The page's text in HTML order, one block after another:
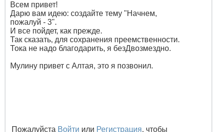
Всем привет!
Дарю вам идею: создайте тему "Начнем,
пожалуй - 3".
И все пойдет, как прежде.
Так сказать, для сохранения преемственности.
Тока не надо благодарить, я безДвозмездно.
Мулину привет с Алтая, это я позвонил.
Пожалуйста Войти или Регистрация, чтобы